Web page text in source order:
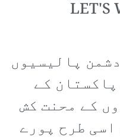
پالیسیوں
پاکستان کے
کے محنت کش
طرح پورے